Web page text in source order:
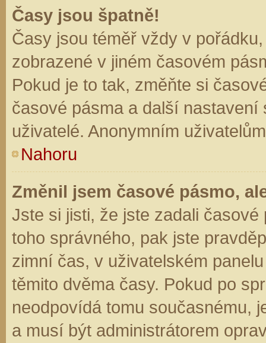
Časy jsou špatně!
Časy jsou téměř vždy v
zobrazené v jiném časovém
Pokud je to tak, změňte si
časové pásma a další
uživatelé. Anonymním
Nahoru
Změnil jsem časové pásmo,
Jste si jisti, že jste zadali
toho správného, pak jste
zimní čas, v uživatelském
těmito dvěma časy. Pokud po
neodpovídá tomu současnému,
a musí být administrátorem